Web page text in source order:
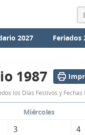
2027 Feriados
Junio
1987
1987
los Días Festivos y
Miércoles
3 4